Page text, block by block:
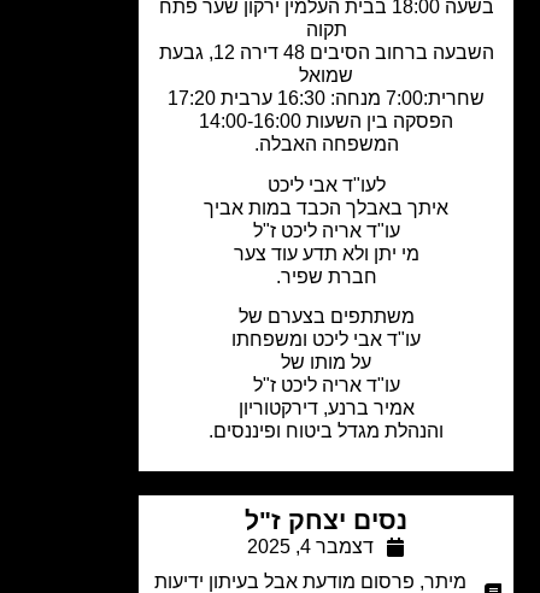
בשעה 18:00 בבית העלמין ירקון שער פתח
השבעה ברחוב הסיבים 48 דירה 12, גבעת
הפסקה בין השעות 14:00-16:00
המשפחה האבלה.
לעו"ד אבי ליכט
איתך באבלך הכבד במות אביך
עו"ד אריה ליכט ז"ל
מי יתן ולא תדע עוד צער
חברת שפיר.
משתתפים בצערם של
עו"ד אבי ליכט ומשפחתו
על מותו של
עו"ד אריה ליכט ז"ל
אמיר ברנע, דירקטוריון
והנהלת מגדל ביטוח ופיננסים.
נסים יצחק ז"ל
דצמבר 4, 2025
מיתר,
פרסום מודעת אבל בעיתון ידיעות